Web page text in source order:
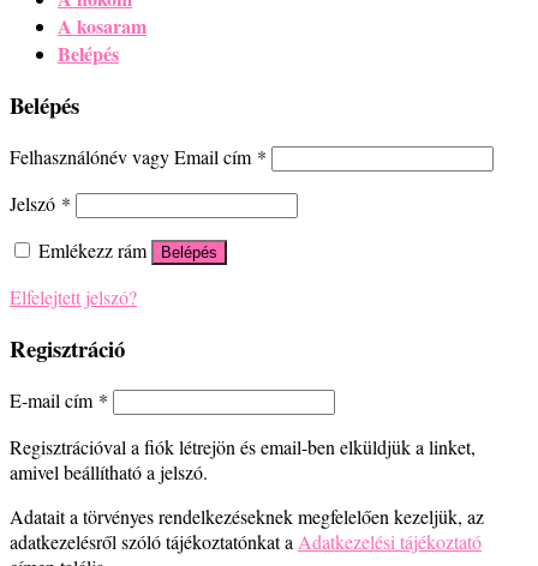
A kosaram
Belépés
Belépés
Felhasználónév vagy Email cím *
Jelszó *
Emlékezz rám
Belépés
Elfelejtett jelszó?
Regisztráció
E-mail cím *
Regisztrációval a fiók létrejön és email-ben elküldjük a linket,
amivel beállítható a jelszó.
Adatait a törvényes rendelkezéseknek megfelelően kezeljük, az
adatkezelésről szóló tájékoztatónkat a Adatkezelési tájékoztató